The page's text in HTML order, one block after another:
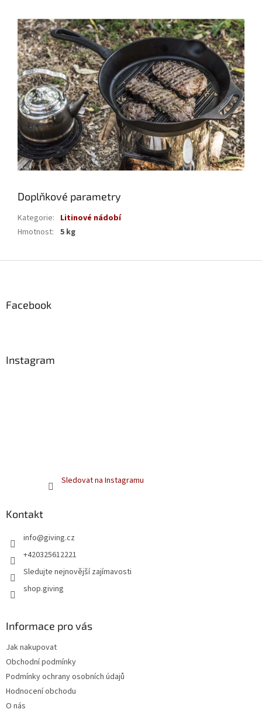
Doplňkové parametry
Kategorie: Litinové nádobí
Hmotnost: 5 kg
Facebook
Instagram
Sledovat na Instagramu
Kontakt
info@giving.cz
+420325612221
Sledujte nejnovější zajímavosti
shop.giving
Informace pro vás
Jak nakupovat
Obchodní podmínky
Podmínky ochrany osobních údajů
Hodnocení obchodu
O nás